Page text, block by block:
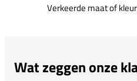
Verkeerde maat of
Wat zeggen onze